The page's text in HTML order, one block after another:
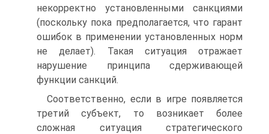
некорректно установленными санкциями
(поскольку пока предполагается, что гарант
ошибок в применении установленных норм
не делает). Такая ситуация отражает
нарушение принципа сдерживающей
функции санкций.
Соответственно, если в игре появляется
третий субъект, то возникает более
сложная ситуация стратегического